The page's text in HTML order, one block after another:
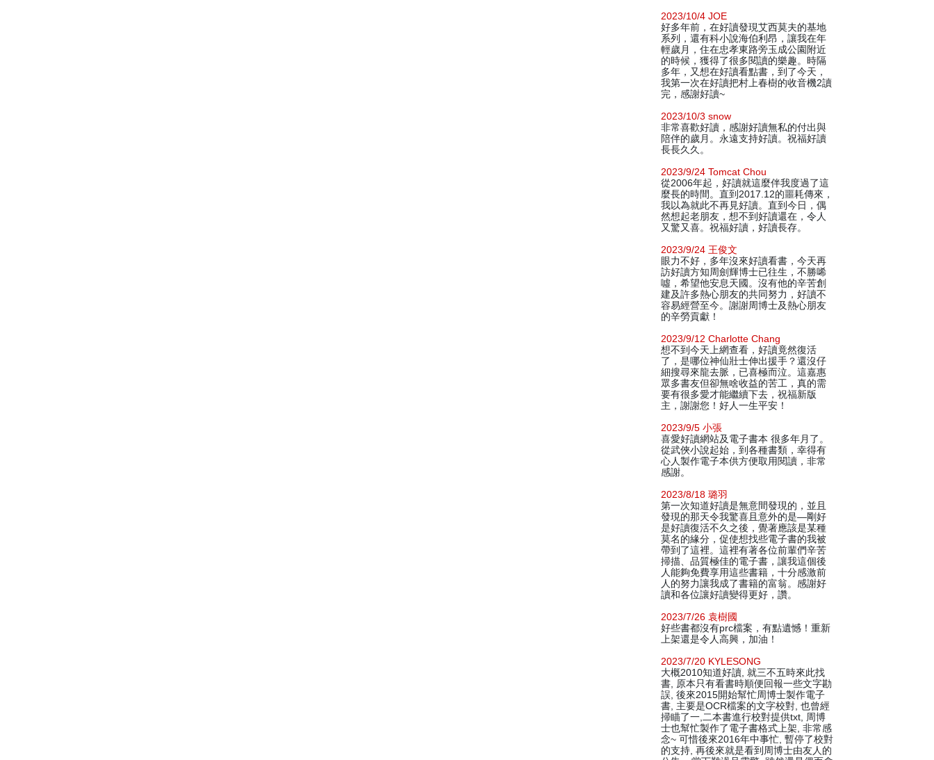
2023/10/4 JOE
好多年前，在好讀發現艾西莫夫的基地
系列，還有科小說海伯利昂，讓我在年
輕歲月，住在忠孝東路旁玉成公園附近
的時候，獲得了很多閱讀的樂趣。時隔
多年，又想在好讀看點書，到了今天，
我第一次在好讀把村上春樹的收音機2讀
完，感謝好讀~
2023/10/3 snow
非常喜歡好讀，感謝好讀無私的付出與
陪伴的歲月。永遠支持好讀。祝福好讀
長長久久。
2023/9/24 Tomcat Chou
從2006年起，好讀就這麼伴我度過了這
麼長的時間。直到2017.12的噩耗傳來，
我以為就此不再見好讀。直到今日，偶
然想起老朋友，想不到好讀還在，令人
又驚又喜。祝福好讀，好讀長存。
2023/9/24 王俊文
眼力不好，多年沒來好讀看書，今天再
訪好讀方知周劍輝博士已往生，不勝唏
噓，希望他安息天國。沒有他的辛苦創
建及許多熱心朋友的共同努力，好讀不
容易經營至今。謝謝周博士及熱心朋友
的辛勞貢獻！
2023/9/12 Charlotte Chang
想不到今天上網查看，好讀竟然復活
了，是哪位神仙壯士伸出援手？還沒仔
細搜尋來龍去脈，已喜極而泣。這嘉惠
眾多書友但卻無啥收益的苦工，真的需
要有很多愛才能繼續下去，祝福新版
主，謝謝您！好人一生平安！
2023/9/5 小張
喜愛好讀網站及電子書本 很多年月了。
從武俠小說起始，到各種書類，幸得有
心人製作電子本供方便取用閱讀，非常
感謝。
2023/8/18 璐羽
第一次知道好讀是無意間發現的，並且
發現的那天令我驚喜且意外的是—剛好
是好讀復活不久之後，覺著應該是某種
莫名的緣分，促使想找些電子書的我被
帶到了這裡。這裡有著各位前輩們辛苦
掃描、品質極佳的電子書，讓我這個後
人能夠免費享用這些書籍，十分感激前
人的努力讓我成了書籍的富翁。感謝好
讀和各位讓好讀變得更好，讚。
2023/7/26 袁樹國
好些書都沒有prc檔案，有點遺憾！重新
上架還是令人高興，加油！
2023/7/20 KYLESONG
大概2010知道好讀, 就三不五時來此找
書, 原本只有看書時順便回報一些文字勘
誤, 後來2015開始幫忙周博士製作電子
書, 主要是OCR檔案的文字校對, 也曾經
掃瞄了一,二本書進行校對提供txt, 周博
士也幫忙製作了電子書格式上架, 非常感
念~ 可惜後來2016年中事忙, 暫停了校對
的支持, 再後來就是看到周博士由友人的